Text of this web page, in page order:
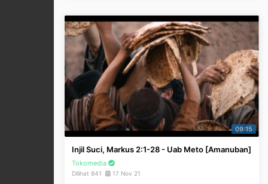
09:15
Injil Suci, Markus 2:1-28 - Uab Meto [Amanuban]
Tokomedia
Dilihat 841 17 Nov 21